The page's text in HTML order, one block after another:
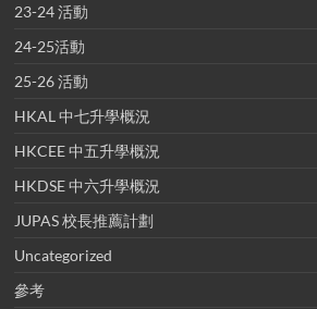
23-24 活動
24-25活動
25-26 活動
HKAL 中七升學概況
HKCEE 中五升學概況
HKDSE 中六升學概況
JUPAS 校長推薦計劃
Uncategorized
參考